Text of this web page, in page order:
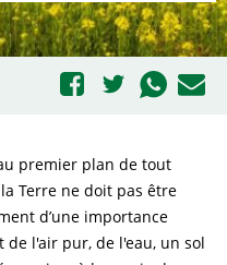
premier plan de tout
Terre ne doit pas être
d’une importance
l'air pur, de l'eau, un sol